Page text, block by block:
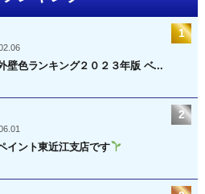
壁色ランキング２０２３年版 ベ...
イント東近江支店です